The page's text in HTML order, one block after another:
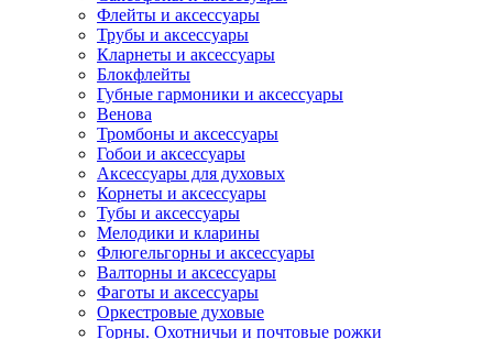
Флейты и аксессуары
Трубы и аксессуары
Кларнеты и аксессуары
Блокфлейты
Губные гармоники и аксессуары
Венова
Тромбоны и аксессуары
Гобои и аксессуары
Аксессуары для духовых
Корнеты и аксессуары
Тубы и аксессуары
Мелодики и кларины
Флюгельгорны и аксессуары
Валторны и аксессуары
Фаготы и аксессуары
Оркестровые духовые
Горны. Охотничьи и почтовые рожки